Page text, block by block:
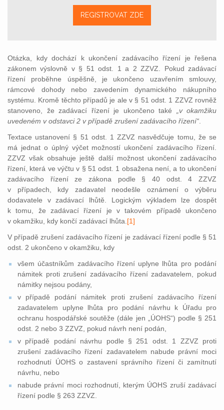
REGISTROVAT ZDE
Otázka, kdy dochází k ukončení zadávacího řízení je řešena
zákonem výslovně v § 51 odst. 1 a 2 ZZVZ. Pokud zadávací
řízení proběhne úspěšně, je ukončeno uzavřením smlouvy,
rámcové dohody nebo zavedením dynamického nákupního
systému. Kromě těchto případů je ale v § 51 odst. 1 ZZVZ rovněž
stanoveno, že zadávací řízení je ukončeno také
„v okamžiku
uvedeném v odstavci 2 v případě zrušení zadávacího řízení“
Textace ustanovení § 51 odst. 1 ZZVZ nasvědčuje tomu, že se
má jednat o úplný výčet možností ukončení zadávacího řízení.
ZZVZ však obsahuje ještě další možnost ukončení zadávacího
řízení, která ve výčtu v § 51 odst. 1 obsažena není, a to ukončení
zadávacího řízení ze zákona podle § 40 odst. 4 ZZVZ
v případech, kdy zadavatel neodešle oznámení o výběru
dodavatele v zadávací lhůtě. Logickým výkladem lze dospět
k tomu, že zadávací řízení je v takovém případě ukončeno
v okamžiku, kdy končí zadávací lhůta [1]
V případě zrušení zadávacího řízení je zadávací řízení podle § 51
odst. 2 ukončeno v okamžiku, kdy
všem účastníkům zadávacího řízení uplyne lhůta pro podání
námitek proti zrušení zadávacího řízení zadavatelem, pokud
námitky nejsou podány,
v případě podání námitek proti zrušení zadávacího řízení
zadavatelem uplyne lhůta pro podání návrhu k Úřadu pro
ochranu hospodářské soutěže (dále jen „ÚOHS“) podle § 251
odst. 2 nebo 3 ZZVZ, pokud návrh není podán,
v případě podání návrhu podle § 251 odst. 1 ZZVZ proti
zrušení zadávacího řízení zadavatelem nabude právní moci
rozhodnutí ÚOHS o zastavení správního řízení či zamítnutí
návrhu, nebo
nabude právní moci rozhodnutí, kterým ÚOHS zruší zadávací
řízení podle § 263 ZZVZ.